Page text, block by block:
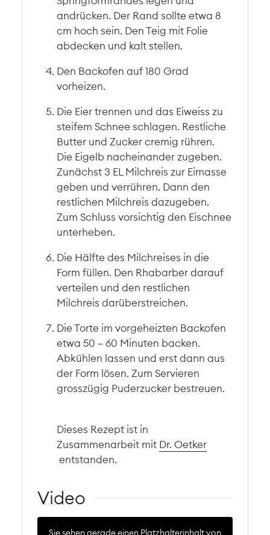
andrücken. Der Rand sollte etwa 8
cm hoch sein. Den Teig mit Folie
abdecken und kalt stellen.
Den Backofen auf 180 Grad
vorheizen.
Die Eier trennen und das Eiweiss zu
steifem Schnee schlagen. Restliche
Butter und Zucker cremig rühren.
Die Eigelb nacheinander zugeben.
Zunächst 3 EL Milchreis zur Eimasse
geben und verrühren. Dann den
restlichen Milchreis dazugeben.
Zum Schluss vorsichtig den Eischnee
unterheben.
Die Hälfte des Milchreises in die
Form füllen. Den Rhabarber darauf
verteilen und den restlichen
Milchreis darüberstreichen.
Die Torte im vorgeheizten Backofen
etwa 50 – 60 Minuten backen.
Abkühlen lassen und erst dann aus
der Form lösen. Zum Servieren
grosszügig Puderzucker bestreuen.
Dieses Rezept ist in
Zusammenarbeit mit Dr. Oetker
entstanden.
Video
Sie sehen gerade einen Platzhalterinhalt von